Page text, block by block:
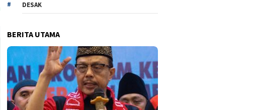
DESAK
BERITA UTAMA